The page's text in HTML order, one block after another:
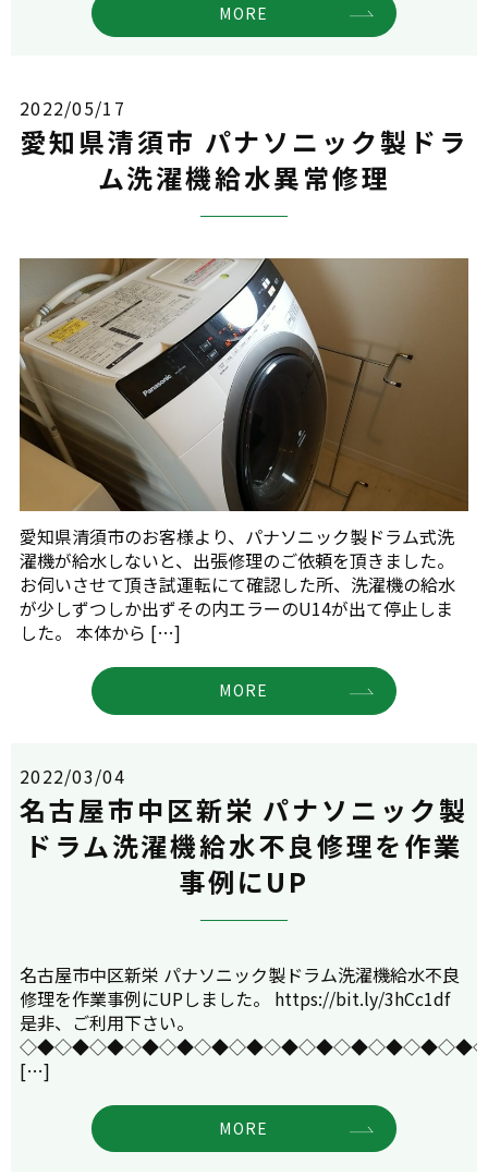
MORE
2022/05/17
愛知県清須市 パナソニック製ドラ
ム洗濯機給水異常修理
愛知県清須市のお客様より、パナソニック製ドラム式洗
濯機が給水しないと、出張修理のご依頼を頂きました。
お伺いさせて頂き試運転にて確認した所、洗濯機の給水
が少しずつしか出ずその内エラーのU14が出て停止しま
した。 本体から […]
MORE
2022/03/04
名古屋市中区新栄 パナソニック製
ドラム洗濯機給水不良修理を作業
事例にUP
名古屋市中区新栄 パナソニック製ドラム洗濯機給水不良
修理を作業事例にUPしました。 https://bit.ly/3hCc1df
是非、ご利用下さい。
[…]
MORE